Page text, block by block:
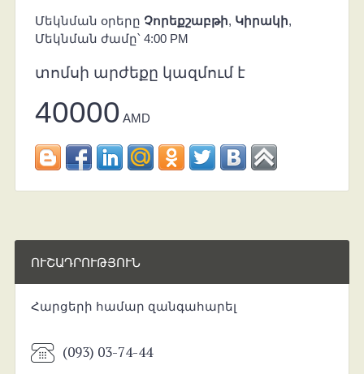
Մեկնման օրերը Չորեքշաբթի, Կիրակի,
Մեկնման ժամը՝ 4:00 PM
տոմսի արժեքը կազմում է
40000 AMD
ՈՒՇԱԴՐՈՒԹՅՈՒՆ
Հարցերի համար զանգահարել
(093) 03-74-44